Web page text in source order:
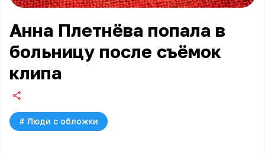
Анна Плетнёва попала в
больницу после съёмок
клипа
# Люди с обложки